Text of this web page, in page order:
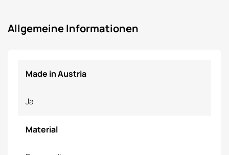
Allgemeine Informationen
Made in Austria
Ja
Material